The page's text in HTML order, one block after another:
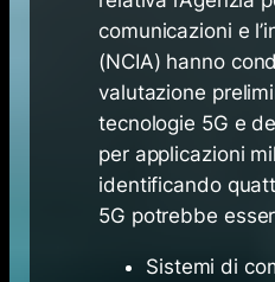
comunicazioni e
(NCIA) hanno
valutazione
tecnologie 5G e
per applicazioni
identificando
5G potrebbe
Sistemi di